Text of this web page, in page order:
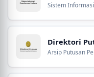
Sistem
Direktori
Arsip Putusan